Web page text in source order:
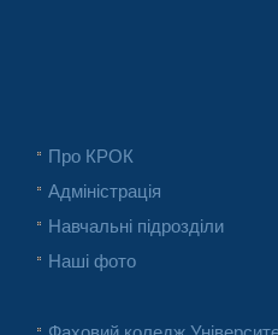
Про КРОК
Адміністрація
Навчальні підрозділи
Наші фото